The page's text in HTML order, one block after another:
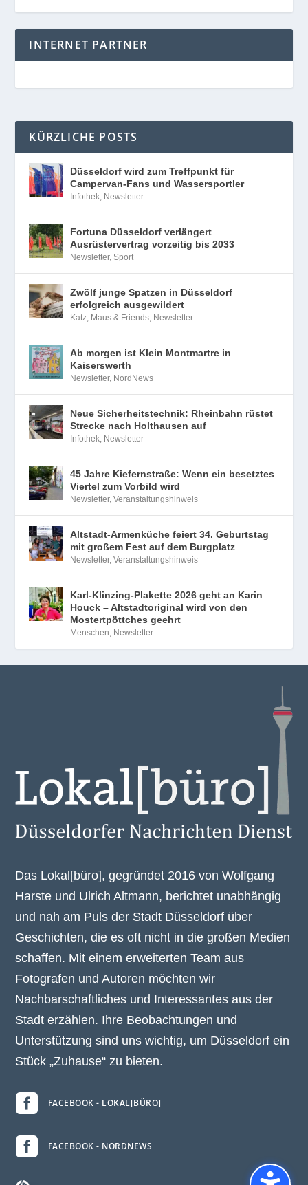
INTERNET PARTNER
KÜRZLICHE POSTS
Düsseldorf wird zum Treffpunkt für
Campervan-Fans und Wassersportler
Infothek Newsletter
Fortuna Düsseldorf verlängert
Ausrüstervertrag vorzeitig bis 2033
Newsletter,Sport
Zwölf junge Spatzen in Düsseldorf
erfolgreich ausgewildert
Katz, Maus & Friends Newsletter
Ab morgen ist Klein Montmartre in
Kaiserswerth
Newsletter, NordNews
Neue Sicherheitstechnik: Rheinbahn rüstet
Strecke nach Holthausen auf
Infothek Newsletter
45 Jahre Kiefernstraße: Wenn ein besetztes
Viertel zum Vorbild wird
Newsletter,Veranstaltungshinweis
Altstadt-Armenküche feiert 34. Geburtstag
mit großem Fest auf dem Burgplatz
Newsletter,Veranstaltungshinweis
Karl-Klinzing-Plakette 2026 geht an Karin
Houck – Altstadtoriginal wird von den
Mostertpöttches geehrt
Menschen Newsletter
Das Lokal[büro], gegründet 2016 von Wolfgang
Harste und Ulrich Altmann, berichtet unabhängig
und nah am Puls der Stadt Düsseldorf über
Geschichten, die es oft nicht in die großen Medien
schaffen. Mit einem erweiterten Team aus
Fotografen und Autoren möchten wir
Nachbarschaftliches und Interessantes aus der
Stadt erzählen. Ihre Beobachtungen und
Unterstützung sind uns wichtig, um Düsseldorf ein
Stück „Zuhause“ zu bieten.
 FACEBOOK - LOKAL[BÜRO]
 FACEBOOK - NORDNEWS